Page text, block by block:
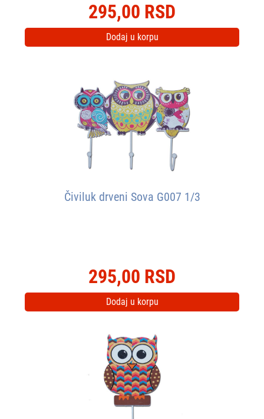
295,00 RSD
Dodaj u korpu
Čiviluk drveni Sova G007 1/3
295,00 RSD
Dodaj u korpu